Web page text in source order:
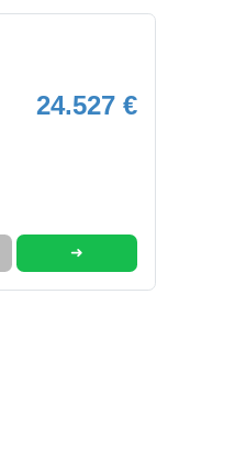
24.527 €
➜